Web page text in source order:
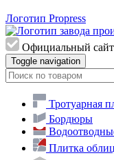
Логотип Propress
Официальный сайт
Toggle navigation
Тротуарная
Бордюры
Плитка